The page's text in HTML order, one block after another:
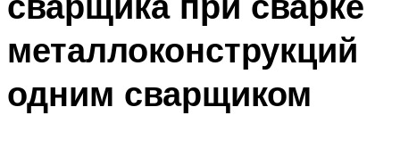
металлоконструкций
одним сварщиком